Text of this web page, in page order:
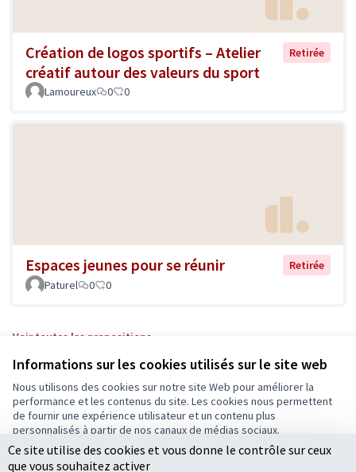
Informations sur les cookies utilisés sur le site web
Nous utilisons des cookies sur notre site Web pour améliorer la
performance et les contenus du site. Les cookies nous permettent
de fournir une expérience utilisateur et un contenu plus
personnalisés à partir de nos canaux de médias sociaux.
Tout accepter
Création de logos sportifs – Atelier
créatif autour des valeurs du sport
Retirée
Lamoureux 0 0
Espaces jeunes pour se réunir
Retirée
Paturel
0 0
Voir toutes les propositions
Conditions d'utilisation
Paramètres des cookies
Ecrivons Angers sur X
(Lien externe)
Ecrivons Angers sur Facebook
(Lien externe)
Ce site utilise des cookies et vous donne le contrôle sur ceux
que vous souhaitez activer